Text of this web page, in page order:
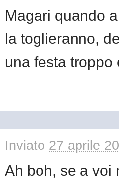
Magari quando
la toglieranno,
una festa troppo
Inviato 27 aprile
Ah boh, se a voi